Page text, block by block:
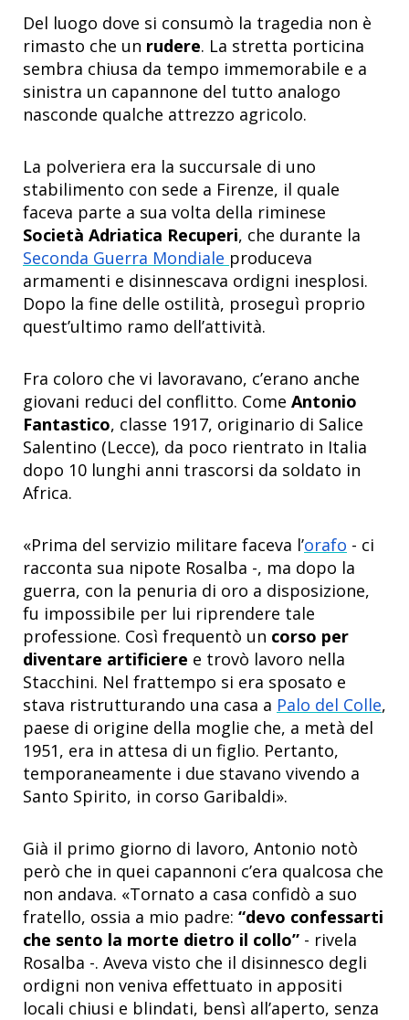
Del luogo dove si consumò la tragedia non è
rimasto che un rudere. La stretta porticina
sembra chiusa da tempo immemorabile e a
sinistra un capannone del tutto analogo
nasconde qualche attrezzo agricolo.
La polveriera era la succursale di uno
stabilimento con sede a Firenze, il quale
faceva parte a sua volta della riminese
Società Adriatica Recuperi, che durante la
Seconda Guerra Mondiale produceva
armamenti e disinnescava ordigni inesplosi.
Dopo la fine delle ostilità, proseguì proprio
quest’ultimo ramo dell’attività.
Fra coloro che vi lavoravano, c’erano anche
giovani reduci del conflitto. Come Antonio
Fantastico, classe 1917, originario di Salice
Salentino (Lecce), da poco rientrato in Italia
dopo 10 lunghi anni trascorsi da soldato in
Africa.
«Prima del servizio militare faceva l’orafo - ci
racconta sua nipote Rosalba -, ma dopo la
guerra, con la penuria di oro a disposizione,
fu impossibile per lui riprendere tale
professione. Così frequentò un corso per
diventare artificiere e trovò lavoro nella
Stacchini. Nel frattempo si era sposato e
stava ristrutturando una casa a Palo del Colle,
paese di origine della moglie che, a metà del
1951, era in attesa di un figlio. Pertanto,
temporaneamente i due stavano vivendo a
Santo Spirito, in corso Garibaldi».
Già il primo giorno di lavoro, Antonio notò
però che in quei capannoni c’era qualcosa che
non andava. «Tornato a casa confidò a suo
fratello, ossia a mio padre: “devo confessarti
che sento la morte dietro il collo” - rivela
Rosalba -. Aveva visto che il disinnesco degli
ordigni non veniva effettuato in appositi
locali chiusi e blindati, bensì all’aperto, senza